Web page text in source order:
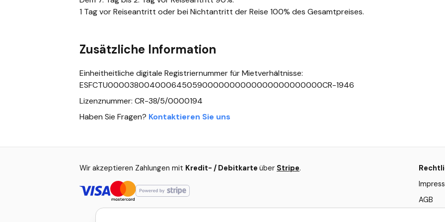
1 Tag vor Reiseantritt oder bei Nichtantritt der Reise 100% des Gesamtpreises.
Zusätzliche Information
Einheitheitliche digitale Registriernummer für Mietverhältnisse:
ESFCTU0000380040006450590000000000000000000000CR-1946
Lizenznummer: CR-38/5/0000194
Haben Sie Fragen? Kontaktieren Sie uns
Wir akzeptieren Zahlungen mit Kredit- / Debitkarte über Stripe.
AGB